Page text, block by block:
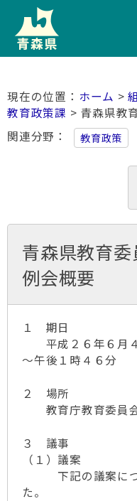
ホーム >
教育政策課 > 青森県教
関連分野
教育政策
青森県教育
例会概要
１ 期日
平成２６年６月
～午後１時４６分
２ 場所
教育庁教育委員
３ 議事
（１）議案
下記の議案につ
た。